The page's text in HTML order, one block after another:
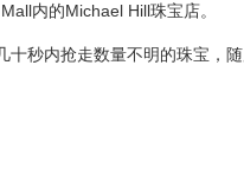
内的Michael Hill珠宝店。
秒内抢走数量不明的珠宝，